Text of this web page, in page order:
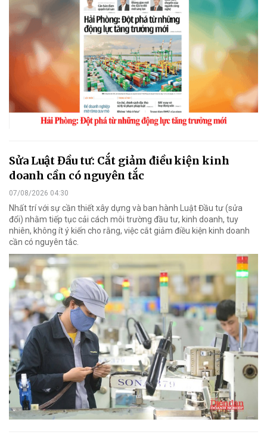
Sửa Luật Đầu tư: Cắt giảm điều kiện kinh
doanh cần có nguyên tắc
07/08/2026 04:30
Nhất trí với sự cần thiết xây dựng và ban hành Luật Đầu tư (sửa
đổi) nhằm tiếp tục cải cách môi trường đầu tư, kinh doanh, tuy
nhiên, không ít ý kiến cho rằng, việc cắt giảm điều kiện kinh doanh
cần có nguyên tắc.